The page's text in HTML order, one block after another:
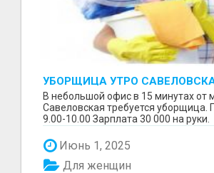
УБОРЩИЦА УТРО
В небольшой офис в 15 минутах от
Савеловская требуется уборщица.
9.00-10.00 Зарплата 30 000 на руки.
Июнь 1, 2025
Для женщин